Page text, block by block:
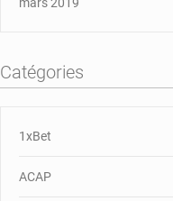
mars 2019
Catégories
1xBet
ACAP